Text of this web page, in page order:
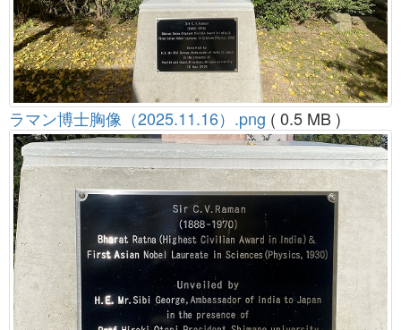
ラマン博士胸像（2025.11.16）.png ( 0.5 MB )